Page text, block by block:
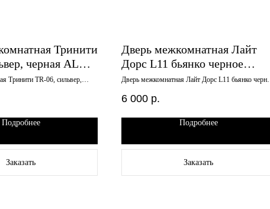
Тринити
черная AL
сторон,
стекло,
в комплекте
Тринити TR-06, сильвер,
в комплекте
Подробнее
Заказать
Дверь межкомнатная Лайт
Дорс L11 бьянко черное
стекло 800х2000
Дверь межкомнатная Лайт Дорс L11 бьянко черное
6 000 р.
Подробнее
Заказать